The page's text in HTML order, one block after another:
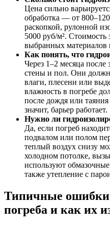
Цена сильно
обработка — от
раскопкой, рулонной
5000 руб/м². Стоимость
выбранных материалов
Как понять, что
Через 1–2 месяца после
стены и пол. Они
влаги, плесени или
влажность в погребе
после дождя или
значит, барьер работает.
Нужно ли
Да, если погреб
подвалом или полом
теплый воздух снизу
холодном потолке,
используют
также утепление с
Типичные ошибки
погреба и как их